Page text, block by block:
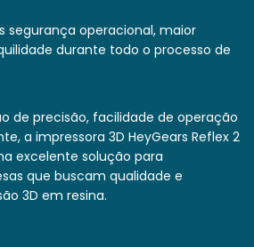
segurança operacional, maior
durante todo o processo de
de precisão, facilidade de operação
a impressora 3D HeyGears Reflex 2
excelente solução para
que buscam qualidade e
3D em resina.